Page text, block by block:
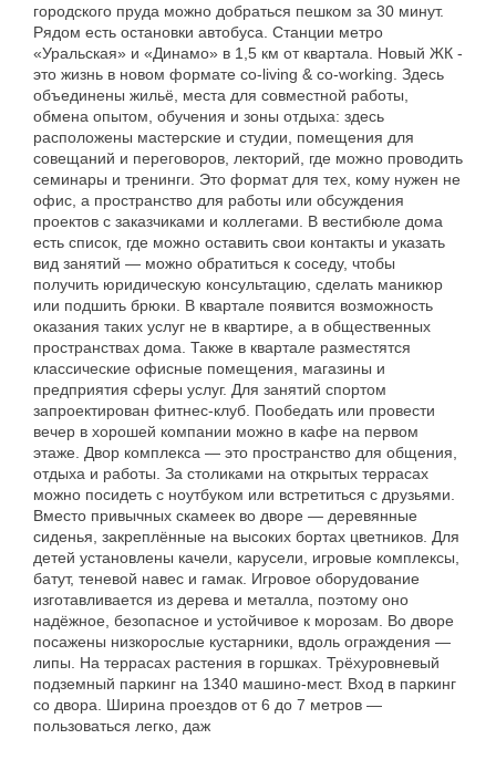
городского пруда можно добраться пешком за 30 минут.
Рядом есть остановки автобуса. Станции метро
«Уральская» и «Динамо» в 1,5 км от квартала. Новый ЖК -
это жизнь в новом формате co-living & co-working. Здесь
объединены жильё, места для совместной работы,
обмена опытом, обучения и зоны отдыха: здесь
расположены мастерские и студии, помещения для
совещаний и переговоров, лекторий, где можно проводить
семинары и тренинги. Это формат для тех, кому нужен не
офис, а пространство для работы или обсуждения
проектов с заказчиками и коллегами. В вестибюле дома
есть список, где можно оставить свои контакты и указать
вид занятий — можно обратиться к соседу, чтобы
получить юридическую консультацию, сделать маникюр
или подшить брюки. В квартале появится возможность
оказания таких услуг не в квартире, а в общественных
пространствах дома. Также в квартале разместятся
классические офисные помещения, магазины и
предприятия сферы услуг. Для занятий спортом
запроектирован фитнес-клуб. Пообедать или провести
вечер в хорошей компании можно в кафе на первом
этаже. Двор комплекса — это пространство для общения,
отдыха и работы. За столиками на открытых террасах
можно посидеть с ноутбуком или встретиться с друзьями.
Вместо привычных скамеек во дворе — деревянные
сиденья, закреплённые на высоких бортах цветников. Для
детей установлены качели, карусели, игровые комплексы,
батут, теневой навес и гамак. Игровое оборудование
изготавливается из дерева и металла, поэтому оно
надёжное, безопасное и устойчивое к морозам. Во дворе
посажены низкорослые кустарники, вдоль ограждения —
липы. На террасах растения в горшках. Трёхуровневый
подземный паркинг на 1340 машино-мест. Вход в паркинг
со двора. Ширина проездов от 6 до 7 метров —
пользоваться легко, даж